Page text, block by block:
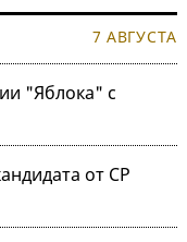
7 АВГУСТА
"Яблока" с
от СР